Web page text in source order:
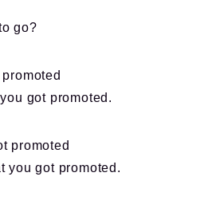
go?
got promoted.
promoted
you got promoted.